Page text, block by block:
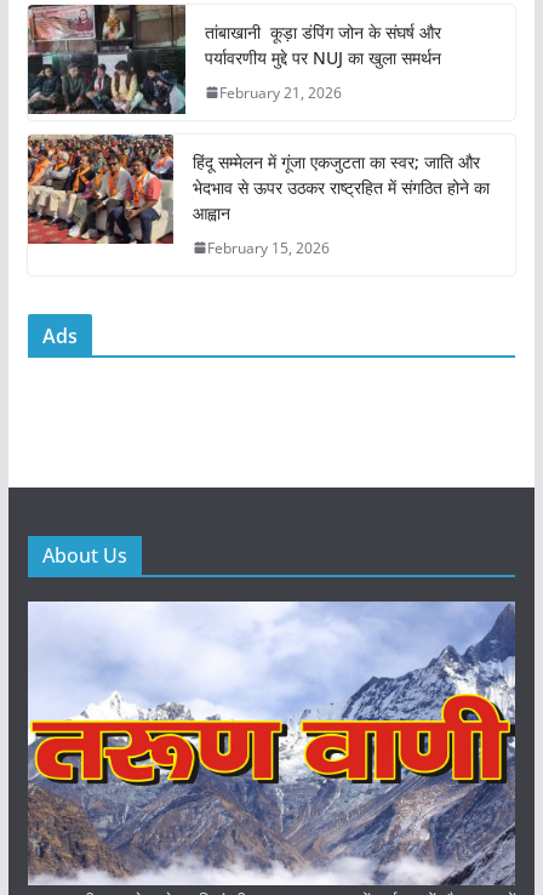
o
k
p
तांबाखानी कूड़ा डंपिंग जोन के संघर्ष और
पर्यावरणीय मुद्दे पर NUJ का खुला समर्थन
February 21, 2026
हिंदू सम्मेलन में गूंजा एकजुटता का स्वर; जाति और
भेदभाव से ऊपर उठकर राष्ट्रहित में संगठित होने का
आह्वान
February 15, 2026
Ads
About Us